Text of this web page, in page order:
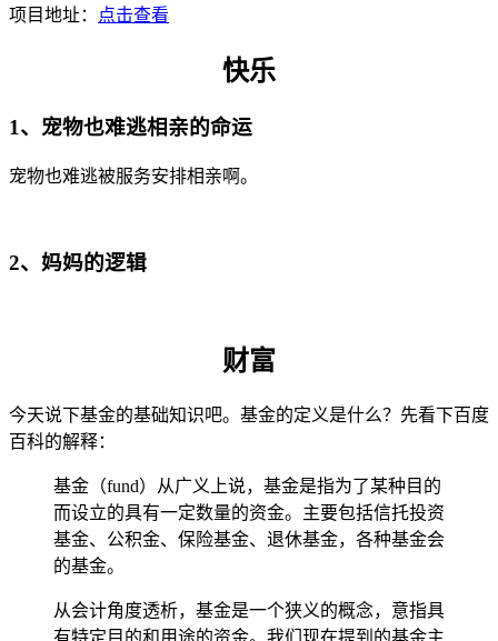
项目地址： 点击查看
快乐
1、宠物也难逃相亲的命运
宠物也难逃被服务安排相亲啊。
2、妈妈的逻辑
财富
今天说下基金的基础知识吧。基金的定义是什么？先看下百度
百科的解释：
基金（fund）从广义上说，基金是指为了某种目的
而设立的具有一定数量的资金。主要包括信托投资
基金、公积金、保险基金、退休基金，各种基金会
的基金。
从会计角度透析，基金是一个狭义的概念，意指具
有特定目的和用途的资金。我们现在提到的基金主